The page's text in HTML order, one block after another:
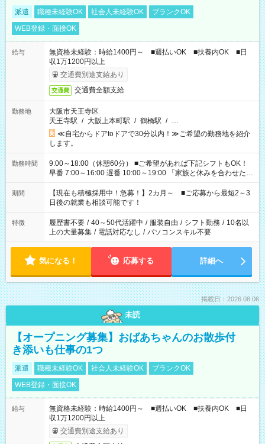
派遣 職種未経験OK 社会人未経験OK
ブランクOK
WEB登録・面接OK
給与
無資格未経験：時給1400円～ ■週払いOK ■扶養内OK ■日
収1万1200円以上
交通費別途支給あり
交通費 交通費全額支給
勤務地
大阪市天王寺区
天王寺駅 / 大阪上本町駅 / 鶴橋駅 / …
≪自宅からドアtoドアで30分以内！≫ご希望の勤務地を紹介
します。
勤務時間
9:00～18:00（休憩60分） ■ご希望があれば下記シフトもOK！
早番 7:00～16:00 遅番 10:00～19:00 「家族と休みを合わせた
い」 「余裕を持って夕飯の準備がしたい」 「できれば残業はし
たくない」 など、ご希望を教えてくださいね。 ※Wワーク希望
の方へ 今ご覧のお仕事で希望する勤務時間と、もう1つのお仕事
の勤務時間。 合計で週40時間を超える場合は応募できません。
期間
【現在も積極採用中！急募！】2カ月～ ■ご応募から最短2～3
日後の就業も相談可能です！
特徴 履歴書不要 / 40～50代活躍中 / 服装自由 / シフト勤務 / 10名以
上の大量募集 / 電話対応なし / パソコンスキル不要
気になる！ 応募する 詳細へ
掲載日：2026.08.06
未読
【オープニング募集】おばあちゃんのお散歩付
き添いも仕事の1つ
派遣 職種未経験OK 社会人未経験OK
ブランクOK
WEB登録・面接OK
給与
無資格未経験：時給1400円～ ■週払いOK ■扶養内OK ■日
収1万1200円以上
交通費別途支給あり